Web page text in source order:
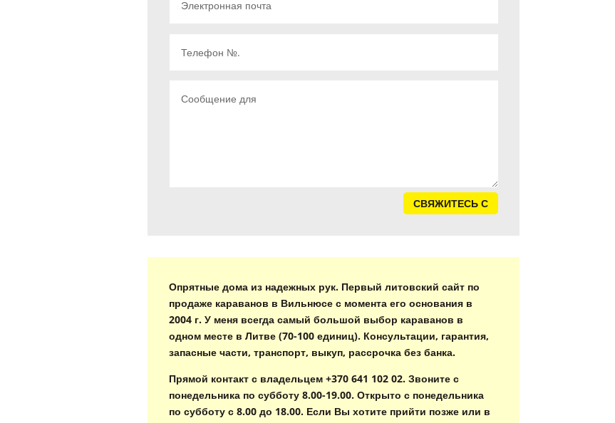
СВЯЖИТЕСЬ С
Опрятные дома из надежных рук. Первый литовский сайт по
продаже караванов в Вильнюсе с момента его основания в
2004 г. У меня всегда самый большой выбор караванов в
одном месте в Литве (70-100 единиц). Консультации, гарантия,
запасные части, транспорт, выкуп, рассрочка без банка.
Прямой контакт с владельцем +370 641 102 02. Звоните с
понедельника по субботу 8.00-19.00. Открыто с понедельника
по субботу с 8.00 до 18.00. Если Вы хотите прийти позже или в